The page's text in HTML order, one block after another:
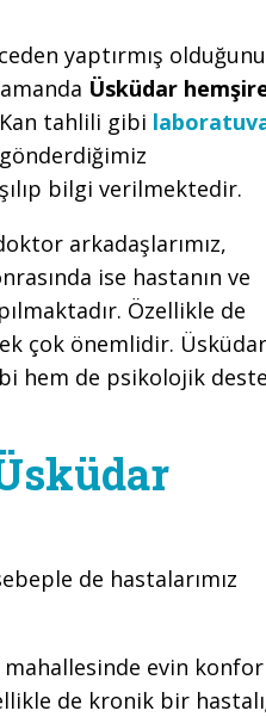
yaptırmış
Üsküdar
tahlili gibi
bilgi verilmektedir.
arkadaşlarımız,
ise hastanın ve
Özellikle de
çok önemlidir. Üsküdar
hem de psikolojik
de hastalarımız
mahallesinde evin
de kronik bir